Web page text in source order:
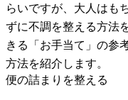
らいですが、大人はも
ずに不調を整える方法
きる「お手当て」の
方法を紹介します。
便の詰まりを整える